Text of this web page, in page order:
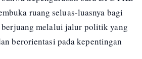
ruang seluas-luasnya bagi
berjuang melalui jalur politik yang
berorientasi pada kepentingan